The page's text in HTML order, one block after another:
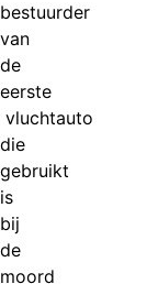
bestuurder
van
de
eerste
vluchtauto
die
gebruikt
is
bij
de
moord